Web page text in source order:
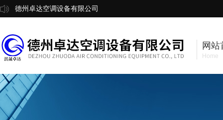
德州卓达空调设备有限公司
网站
Home